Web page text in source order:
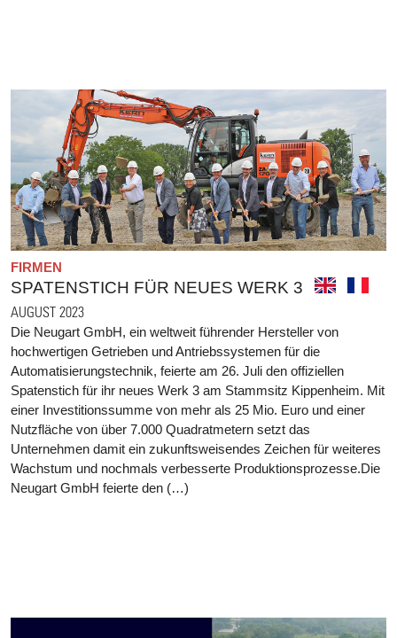
FIRMEN
SPATENSTICH FÜR NEUES WERK 3
AUGUST 2023
Die Neugart GmbH, ein weltweit führender Hersteller von
hochwertigen Getrieben und Antriebssystemen für die
Automatisierungstechnik, feierte am 26. Juli den offiziellen
Spatenstich für ihr neues Werk 3 am Stammsitz Kippenheim. Mit
einer Investitionssumme von mehr als 25 Mio. Euro und einer
Nutzfläche von über 7.000 Quadratmetern setzt das
Unternehmen damit ein zukunftsweisendes Zeichen für weiteres
Wachstum und nochmals verbesserte Produktionsprozesse.Die
Neugart GmbH feierte den (…)